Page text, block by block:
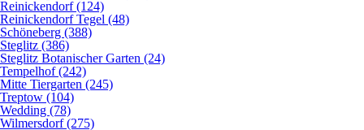
Reinickendorf (124)
Reinickendorf Tegel (48)
Schöneberg (388)
Steglitz (386)
Steglitz Botanischer Garten (24)
Tempelhof (242)
Mitte Tiergarten (245)
Treptow (104)
Wedding (78)
Wilmersdorf (275)